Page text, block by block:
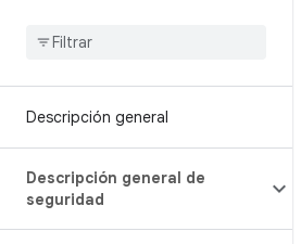
Descripción general
Descripción general de
seguridad